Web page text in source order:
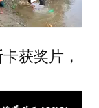
获奖片，